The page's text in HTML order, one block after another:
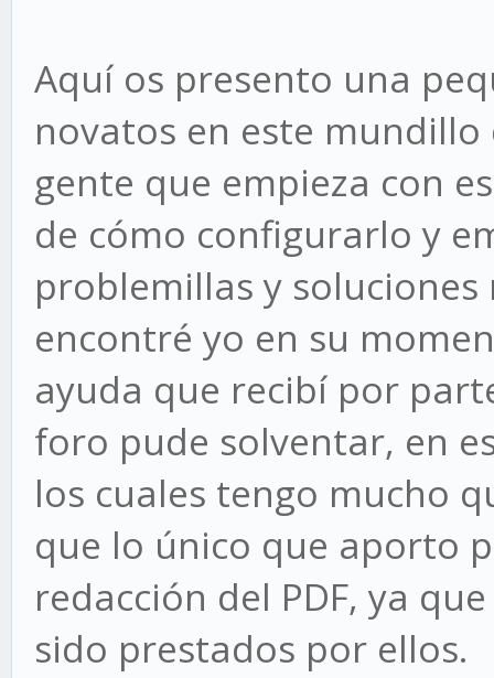
Aquí os presento una
novatos en este mundillo
gente que empieza con
de cómo configurarlo y
problemillas y
encontré yo en su
ayuda que recibí por
foro pude solventar, en
los cuales tengo mucho
que lo único que aporto
redacción del PDF, ya
sido prestados por ellos.